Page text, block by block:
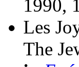
1990,
Les
The